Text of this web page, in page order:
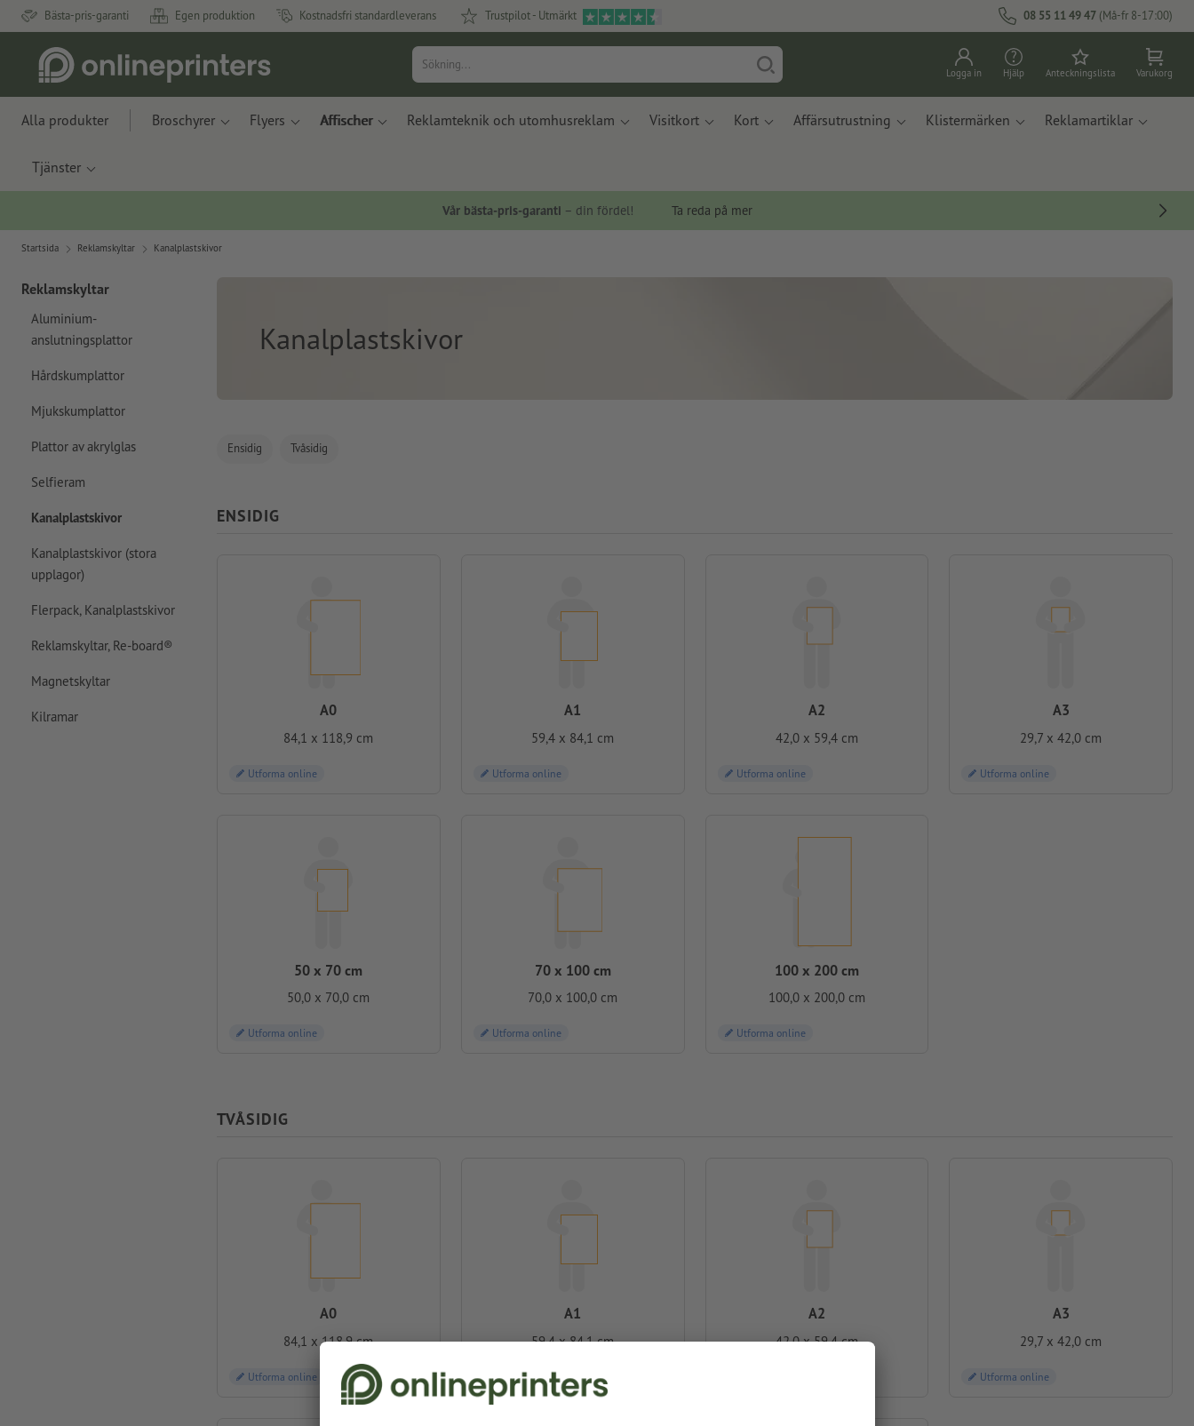
Bästa-pris-garanti Egen produktion Kostnadsfri standardleverans Trustpilot - Utmärkt 08 55 11 49 47 (Må-fr 8-17:00)
Logga in Hjälp Anteckningslista Varukorg
Alla produkter Broschyrer Flyers Affischer Reklamteknik och utomhusreklam Visitkort Kort Affärsutrustning Klistermärken Reklamartiklar
Tjänster
Vår bästa-pris-garanti – din fördel! Ta reda på mer
Startsida Reklamskyltar Kanalplastskivor
Reklamskyltar
Aluminium-
anslutningsplattor
Hårdskumplattor
Mjukskumplattor
Plattor av akrylglas
Selfieram
Kanalplastskivor
Kanalplastskivor (stora
upplagor)
Flerpack, Kanalplastskivor
Reklamskyltar, Re-board®
Magnetskyltar
Kilramar
Kanalplastskivor
Ensidig Tvåsidig
ENSIDIG
A0
84,1 x 118,9 cm
Utforma online
A1
59,4 x 84,1 cm
Utforma online
A2
42,0 x 59,4 cm
Utforma online
A3
29,7 x 42,0 cm
Utforma online
50 x 70 cm
50,0 x 70,0 cm
Utforma online
70 x 100 cm
70,0 x 100,0 cm
Utforma online
100 x 200 cm
100,0 x 200,0 cm
Utforma online
TVÅSIDIG
A0
84,1 x 118,9 cm
Utforma online
A1
59,4 x 84,1 cm
Utforma online
A2
42,0 x 59,4 cm
A3
29,7 x 42,0 cm
Utforma online